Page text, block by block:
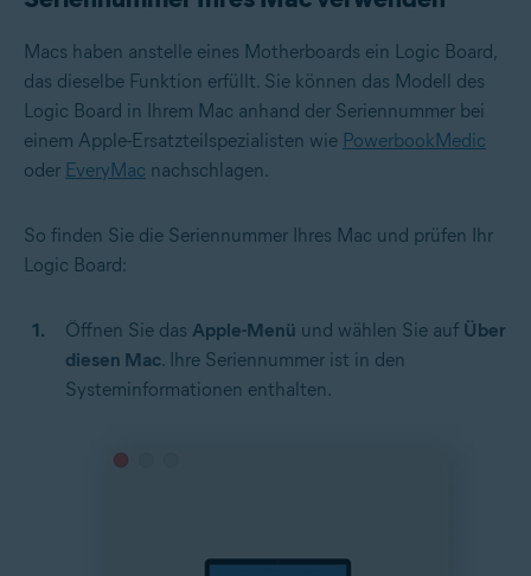
Macs haben anstelle eines Motherboards ein Logic Board,
das dieselbe Funktion erfüllt. Sie können das Modell des
Logic Board in Ihrem Mac anhand der Seriennummer bei
einem Apple-Ersatzteilspezialisten wie PowerbookMedic
oder EveryMac nachschlagen.
So finden Sie die Seriennummer Ihres Mac und prüfen Ihr
Logic Board:
Öffnen Sie das Apple-Menü und wählen Sie auf Über
diesen Mac. Ihre Seriennummer ist in den
Systeminformationen enthalten.